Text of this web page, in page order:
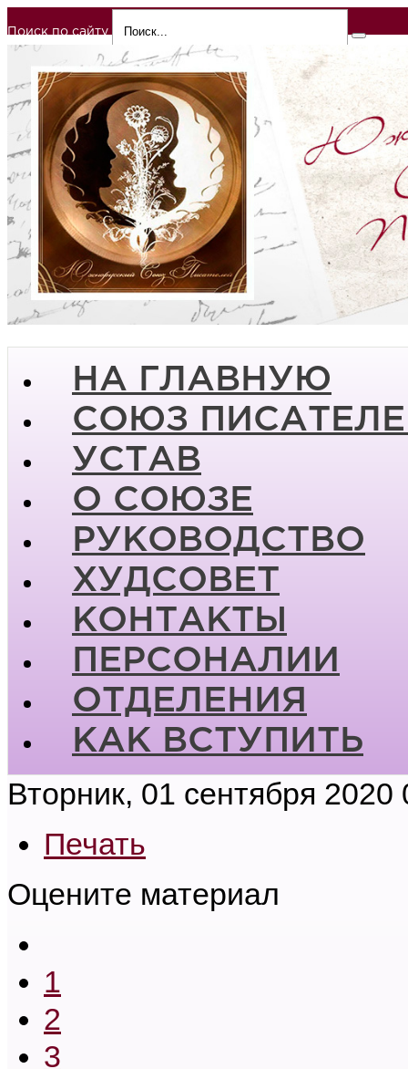
Поиск по сайту
НА ГЛАВНУЮ
СОЮЗ
УСТАВ
О СОЮЗЕ
РУКОВОДСТВО
ХУДСОВЕТ
КОНТАКТЫ
ПЕРСОНАЛИИ
ОТДЕЛЕНИЯ
КАК ВСТУПИТЬ
Вторник, 01 сентября 2020
Печать
Оцените материал
1
2
3